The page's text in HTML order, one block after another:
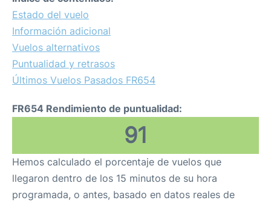
Estado del vuelo
Información adicional
Vuelos alternativos
Puntualidad y retrasos
Últimos Vuelos Pasados FR654
FR654 Rendimiento de puntualidad:
91
Hemos calculado el porcentaje de vuelos que
llegaron dentro de los 15 minutos de su hora
programada, o antes, basado en datos reales de